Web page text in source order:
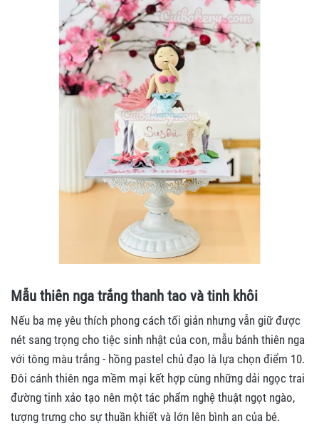
Mẫu thiên nga trắng thanh tao và tinh khôi
Nếu ba mẹ yêu thích phong cách tối giản nhưng vẫn giữ được
nét sang trọng cho tiệc sinh nhật của con, mẫu bánh thiên nga
với tông màu trắng - hồng pastel chủ đạo là lựa chọn điểm 10.
Đôi cánh thiên nga mềm mại kết hợp cùng những dải ngọc trai
đường tinh xảo tạo nên một tác phẩm nghệ thuật ngọt ngào,
tượng trưng cho sự thuần khiết và lớn lên bình an của bé.